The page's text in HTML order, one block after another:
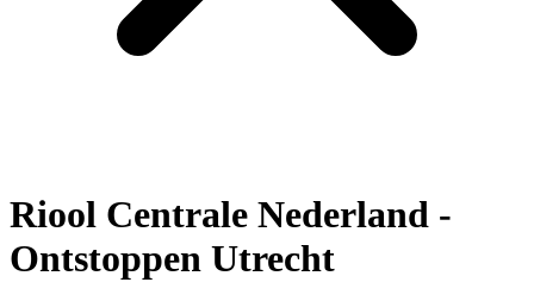
Riool Centrale Nederland -
Ontstoppen Utrecht